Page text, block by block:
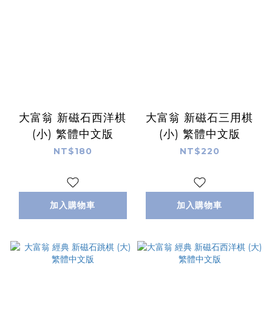
大富翁 新磁石西洋棋
(小) 繁體中文版
NT$180
加入購物車
大富翁 新磁石三用棋
(小) 繁體中文版
NT$220
加入購物車